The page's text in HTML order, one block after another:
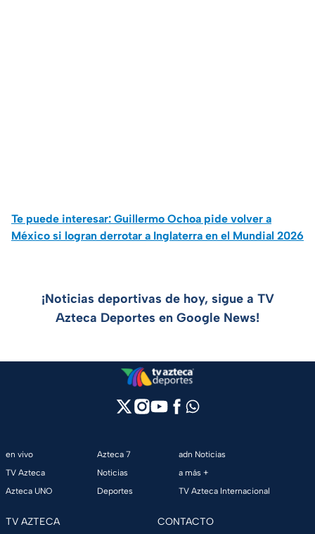
Te puede interesar: Guillermo Ochoa pide volver a
México si logran derrotar a Inglaterra en el Mundial 2026
¡Noticias deportivas de hoy, sigue a TV
Azteca Deportes en Google News!
en vivo
TV Azteca
Azteca UNO
Azteca 7
Noticias
Deportes
adn Noticias
a más +
TV Azteca Internacional
TV AZTECA CONTACTO